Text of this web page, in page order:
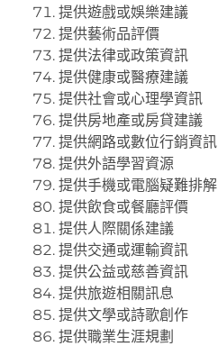
提供遊戲或娛樂建議
提供藝術品評價
提供法律或政策資訊
提供健康或醫療建議
提供社會或心理學資訊
提供房地產或房貸建議
提供網路或數位行銷資訊
提供外語學習資源
提供手機或電腦疑難排解
提供飲食或餐廳評價
提供人際關係建議
提供交通或運輸資訊
提供公益或慈善資訊
提供旅遊相關訊息
提供文學或詩歌創作
提供職業生涯規劃